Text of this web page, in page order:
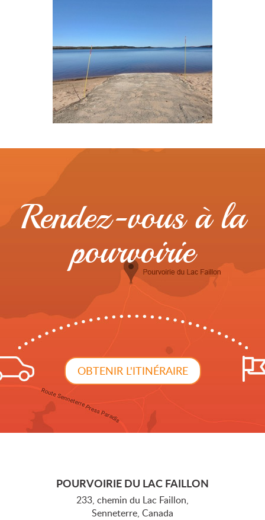
Rendez-vous à la
pourvoirie
OBTENIR L'ITINÉRAIRE
POURVOIRIE DU LAC FAILLON
233, chemin du Lac Faillon,
Senneterre, Canada